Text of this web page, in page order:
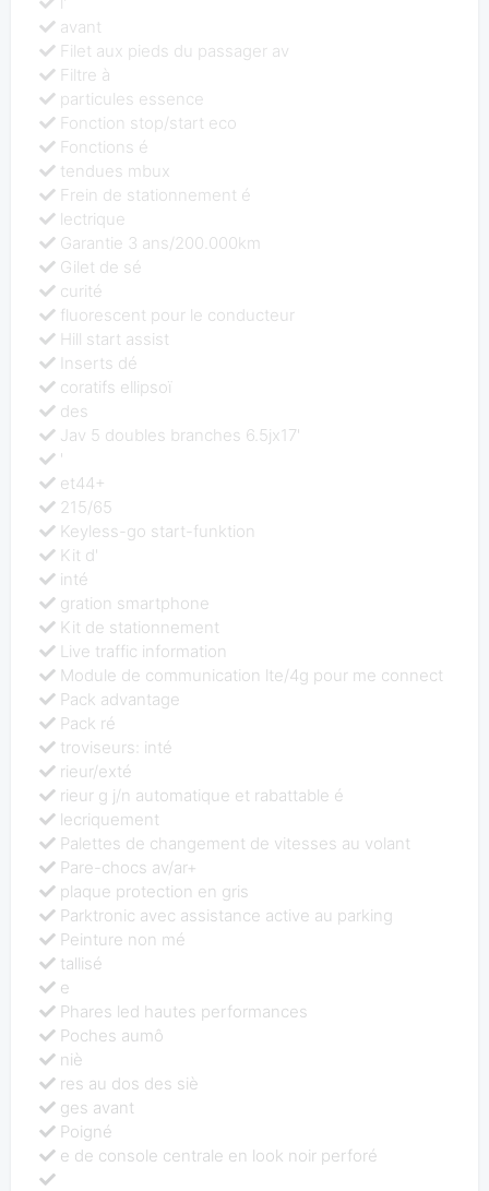
avant
Filet aux pieds du passager av
Filtre à
particules essence
Fonction stop/start eco
Fonctions é
tendues mbux
Frein de stationnement é
lectrique
Garantie 3 ans/200.000km
Gilet de sé
curité
fluorescent pour le conducteur
Hill start assist
Inserts dé
coratifs ellipsoï
des
Jav 5 doubles branches 6.5jx17'
'
et44+
215/65
Keyless-go start-funktion
Kit d'
inté
gration smartphone
Kit de stationnement
Live traffic information
Module de communication lte/4g pour me connect
Pack advantage
Pack ré
troviseurs: inté
rieur/exté
rieur g j/n automatique et rabattable é
lecriquement
Palettes de changement de vitesses au volant
Pare-chocs av/ar+
plaque protection en gris
Parktronic avec assistance active au parking
Peinture non mé
tallisé
e
Phares led hautes performances
Poches aumô
niè
res au dos des siè
ges avant
Poigné
e de console centrale en look noir perforé